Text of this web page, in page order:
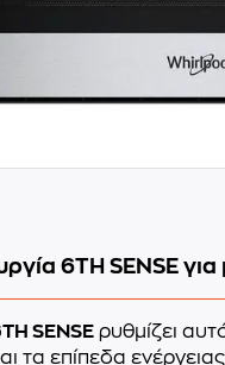
6TH SENSE για
SENSE ρυθμίζει
τα επίπεδα